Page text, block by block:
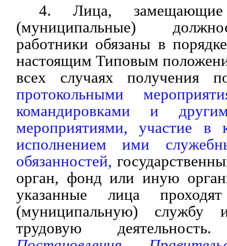
4. Лица, замещающие
(муниципальные)
работники обязаны в
настоящим Типовым
всех случаях получения
протокольными
командировками и
мероприятиями, участие в
исполнением ими
обязанностей,
орган, фонд или иную
указанные лица проходят
(муниципальную) службу
трудовую деятельность.